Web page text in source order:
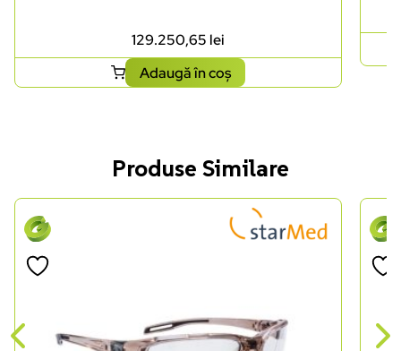
129.250,65 lei
Adaugă în coș
Produse Similare